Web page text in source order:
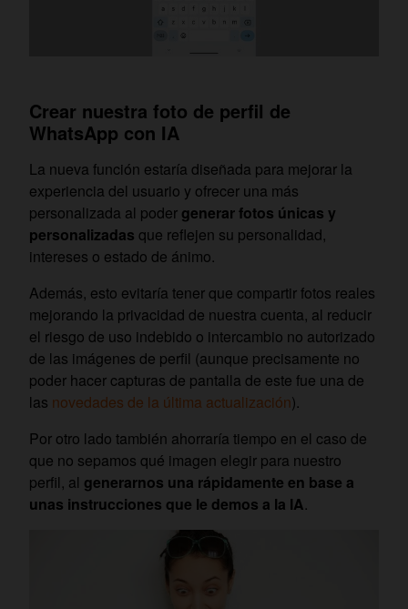
Crear nuestra foto de perfil de
WhatsApp con IA
La nueva función estaría diseñada para mejorar la
experiencia del usuario y ofrecer una más
personalizada al poder generar fotos únicas y
personalizadas que reflejen su personalidad,
intereses o estado de ánimo.
Además, esto evitaría tener que compartir fotos reales
mejorando la privacidad de nuestra cuenta, al reducir
el riesgo de uso indebido o intercambio no autorizado
de las imágenes de perfil (aunque precisamente no
poder hacer capturas de pantalla de este fue una de
las novedades de la última actualización).
Por otro lado también ahorraría tiempo en el caso de
que no sepamos qué imagen elegir para nuestro
perfil, al generarnos una rápidamente en base a
unas instrucciones que le demos a la IA.